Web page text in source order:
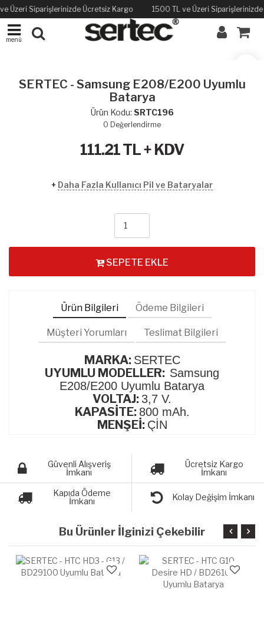
Üzeri Siparişlerinizde Ücretsiz Kargo 1500 TL ve Üzeri
menü
SERTEC - Samsung E208/E200 Uyumlu
Batarya
Ürün Kodu: SRTC196
0 Değerlendirme
111.21TL + KDV
+ Daha Fazla Kullanıcı Pil ve Bataryalar
SEPETE EKLE
Ürün Bilgileri Ödeme Bilgileri
Müşteri Yorumları Teslimat Bilgileri
MARKA: SERTEC
UYUMLU MODELLER: Samsung
E208/E200 Uyumlu Batarya
VOLTAJ: 3,7 V.
KAPASİTE: 800 mAh.
MENŞEİ: ÇİN
Güvenli Alışveriş
İmkanı
Ücretsiz Kargo
İmkanı
Kapıda Ödeme
İmkanı
Kolay Değişim İmkanı
Bu Ürünler İlginizi Çekebilir